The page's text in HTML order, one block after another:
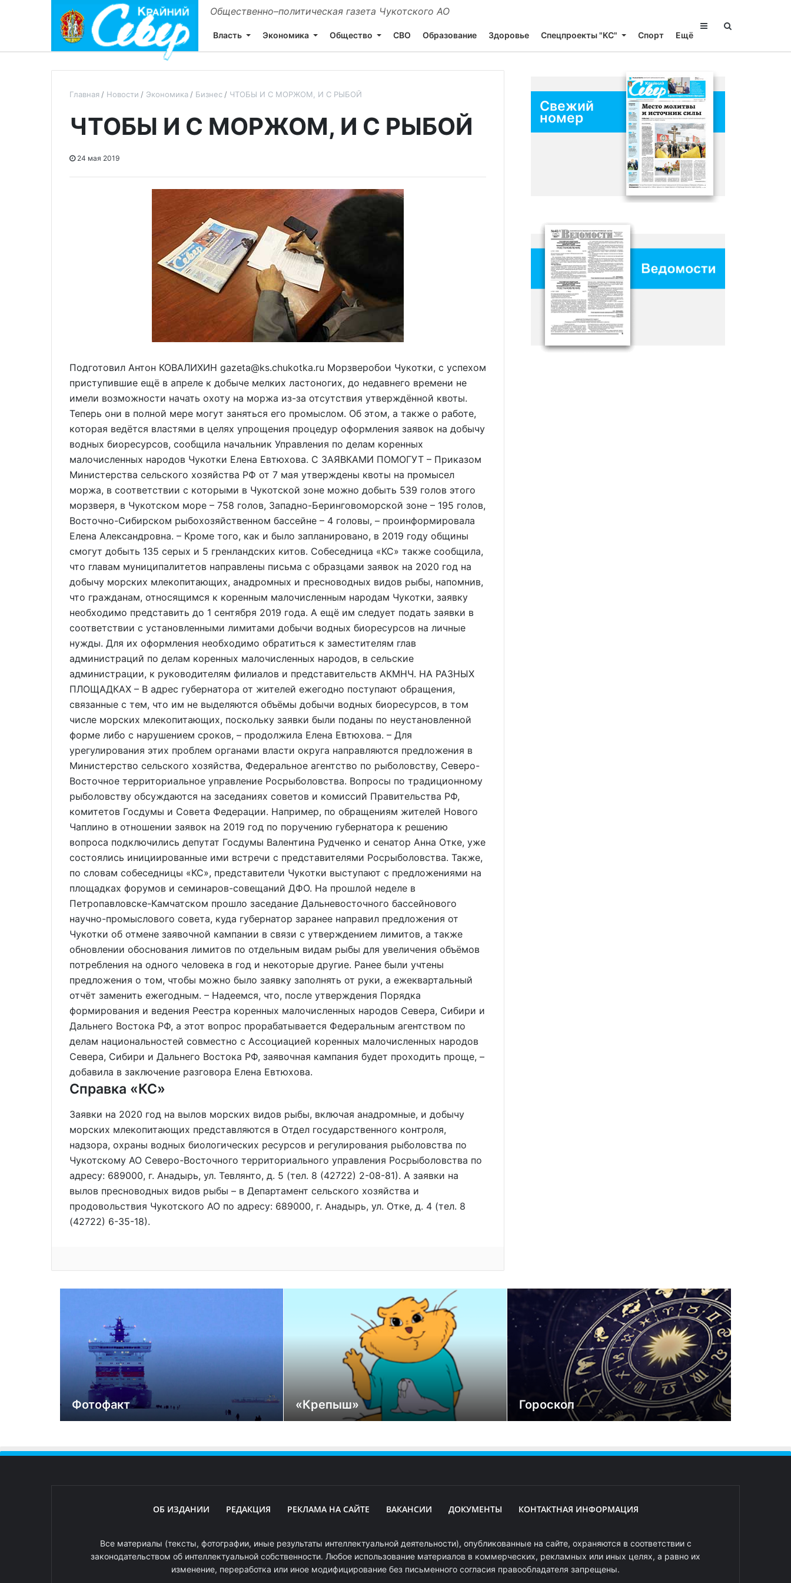
Общественно–политическая газета Чукотского АО
Власть Экономика Общество СВО Образование Здоровье Спецпроекты "КС" Спорт Ещё
Главная Новости Экономика Бизнес ЧТОБЫ И С МОРЖОМ, И С РЫБОЙ
ЧТОБЫ И С МОРЖОМ, И С РЫБОЙ
24 мая 2019
Подготовил Антон КОВАЛИХИН gazeta@ks.chukotka.ru Морзверобои Чукотки, с успехом
приступившие ещё в апреле к добыче мелких ластоногих, до недавнего времени не
имели возможности начать охоту на моржа из-за отсутствия утверждённой квоты.
Теперь они в полной мере могут заняться его промыслом. Об этом, а также о работе,
которая ведётся властями в целях упрощения процедур оформления заявок на добычу
водных биоресурсов, сообщила начальник Управления по делам коренных
малочисленных народов Чукотки Елена Евтюхова. С ЗАЯВКАМИ ПОМОГУТ – Приказом
Министерства сельского хозяйства РФ от 7 мая утверждены квоты на промысел
моржа, в соответствии с которыми в Чукотской зоне можно добыть 539 голов этого
морзверя, в Чукотском море – 758 голов, Западно-Беринговоморской зоне – 195 голов,
Восточно-Сибирском рыбохозяйственном бассейне – 4 головы, – проинформировала
Елена Александровна. – Кроме того, как и было запланировано, в 2019 году общины
смогут добыть 135 серых и 5 гренландских китов. Собеседница «КС» также сообщила,
что главам муниципалитетов направлены письма с образцами заявок на 2020 год на
добычу морских млекопитающих, анадромных и пресноводных видов рыбы, напомнив,
что гражданам, относящимся к коренным малочисленным народам Чукотки, заявку
необходимо представить до 1 сентября 2019 года. А ещё им следует подать заявки в
соответствии с установленными лимитами добычи водных биоресурсов на личные
нужды. Для их оформления необходимо обратиться к заместителям глав
администраций по делам коренных малочисленных народов, в сельские
администрации, к руководителям филиалов и представительств АКМНЧ. НА РАЗНЫХ
ПЛОЩАДКАХ – В адрес губернатора от жителей ежегодно поступают обращения,
связанные с тем, что им не выделяются объёмы добычи водных биоресурсов, в том
числе морских млекопитающих, поскольку заявки были поданы по неустановленной
форме либо с нарушением сроков, – продолжила Елена Евтюхова. – Для
урегулирования этих проблем органами власти округа направляются предложения в
Министерство сельского хозяйства, Федеральное агентство по рыболовству, Северо-
Восточное территориальное управление Росрыболовства. Вопросы по традиционному
рыболовству обсуждаются на заседаниях советов и комиссий Правительства РФ,
комитетов Госдумы и Совета Федерации. Например, по обращениям жителей Нового
Чаплино в отношении заявок на 2019 год по поручению губернатора к решению
вопроса подключились депутат Госдумы Валентина Рудченко и сенатор Анна Отке, уже
состоялись инициированные ими встречи с представителями Росрыболовства. Также,
по словам собеседницы «КС», представители Чукотки выступают с предложениями на
площадках форумов и семинаров-совещаний ДФО. На прошлой неделе в
Петропавловске-Камчатском прошло заседание Дальневосточного бассейнового
научно-промыслового совета, куда губернатор заранее направил предложения от
Чукотки об отмене заявочной кампании в связи с утверждением лимитов, а также
обновлении обоснования лимитов по отдельным видам рыбы для увеличения объёмов
потребления на одного человека в год и некоторые другие. Ранее были учтены
предложения о том, чтобы можно было заявку заполнять от руки, а ежеквартальный
отчёт заменить ежегодным. – Надеемся, что, после утверждения Порядка
формирования и ведения Реестра коренных малочисленных народов Севера, Сибири и
Дальнего Востока РФ, а этот вопрос прорабатывается Федеральным агентством по
делам национальностей совместно с Ассоциацией коренных малочисленных народов
Севера, Сибири и Дальнего Востока РФ, заявочная кампания будет проходить проще, –
добавила в заключение разговора Елена Евтюхова.
Справка «КС»
Заявки на 2020 год на вылов морских видов рыбы, включая анадромные, и добычу
морских млекопитающих представляются в Отдел государственного контроля,
надзора, охраны водных биологических ресурсов и регулирования рыболовства по
Чукотскому АО Северо-Восточного территориального управления Росрыболовства по
адресу: 689000, г. Анадырь, ул. Тевлянто, д. 5 (тел. 8 (42722) 2-08-81). А заявки на
вылов пресноводных видов рыбы – в Департамент сельского хозяйства и
продовольствия Чукотского АО по адресу: 689000, г. Анадырь, ул. Отке, д. 4 (тел. 8
(42722) 6-35-18).
Свежий
номер
Фотофакт «Крепыш» Гороскоп
ОБ ИЗДАНИИ РЕДАКЦИЯ РЕКЛАМА НА САЙТЕ ВАКАНСИИ ДОКУМЕНТЫ КОНТАКТНАЯ ИНФОРМАЦИЯ
Все материалы (тексты, фотографии, иные результаты интеллектуальной деятельности), опубликованные на сайте, охраняются в соответствии с
законодательством об интеллектуальной собственности. Любое использование материалов в коммерческих, рекламных или иных целях, а равно их
изменение, переработка или иное модифицирование без письменного согласия правообладателя запрещены.